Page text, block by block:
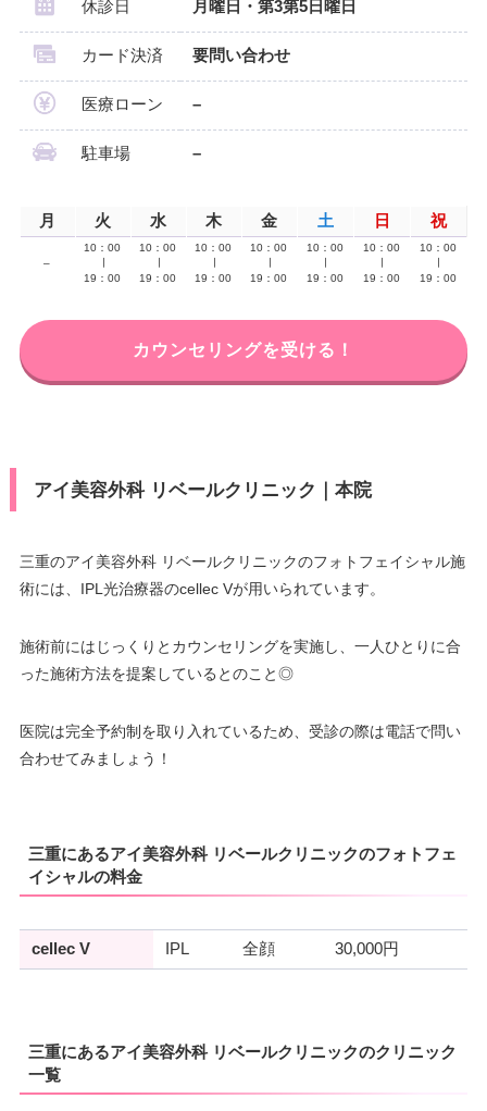
休診日 月曜日・第3第5日曜日
カード決済 要問い合わせ
医療ローン –
駐車場 –
月 火 水 木 金 土 日 祝
–
10：00
19：00
10：00
19：00
10：00
19：00
10：00
19：00
10：00
19：00
10：00
19：00
10：00
19：00
カウンセリングを受ける！
アイ美容外科 リベールクリニック｜本院
三重のアイ美容外科 リベールクリニックのフォトフェイシャル施
術には、IPL光治療器のcellec Vが用いられています。
施術前にはじっくりとカウンセリングを実施し、一人ひとりに合
った施術方法を提案しているとのこと◎
医院は完全予約制を取り入れているため、受診の際は電話で問い
合わせてみましょう！
三重にあるアイ美容外科 リベールクリニックのフォトフェ
イシャルの料金
cellec V IPL 全顔 30,000円
三重にあるアイ美容外科 リベールクリニックのクリニック
一覧